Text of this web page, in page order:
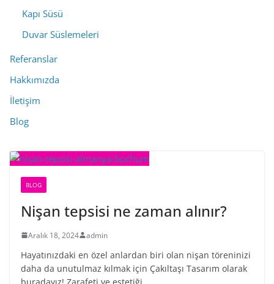
Kapı Süsü
Duvar Süslemeleri
Referanslar
Hakkımızda
İletişim
Blog
BLOG
Nişan tepsisi ne zaman alınır?
Aralık 18, 2024 admin
Hayatınızdaki en özel anlardan biri olan nişan töreninizi
daha da unutulmaz kılmak için Çakıltaşı Tasarım olarak
buradayız! Zarafeti ve estetiği